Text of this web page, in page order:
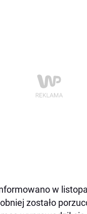
w
zostało